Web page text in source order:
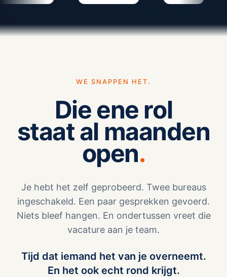
WE SNAPPEN HET.
Die ene rol
staat al maanden
open
Je hebt het zelf geprobeerd. Twee bureaus
ingeschakeld. Een paar gesprekken gevoerd.
Niets bleef hangen. En ondertussen vreet die
vacature aan je team.
Tijd dat iemand het van je overneemt.
En het ook echt rond krijgt.